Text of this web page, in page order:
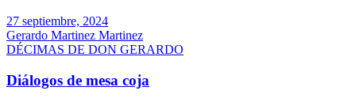
27 septiembre, 2024
Gerardo Martinez Martinez
DÉCIMAS DE DON GERARDO
Diálogos de mesa coja